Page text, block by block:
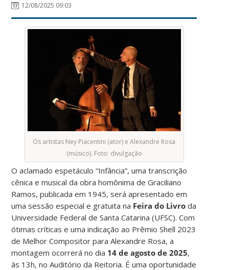
12/08/2025 09:03
Os artistas Ney Piacentini (ator) e Alexandre Rosa
(músico). Foto: divulgação
O aclamado espetáculo “Infância”, uma transcrição
cênica e musical da obra homônima de Graciliano
Ramos, publicada em 1945, será apresentado em
uma sessão especial e gratuita na Feira do Livro da
Universidade Federal de Santa Catarina (UFSC). Com
ótimas críticas e uma indicação ao Prêmio Shell 2023
de Melhor Compositor para Alexandre Rosa, a
montagem ocorrerá no dia 14 de agosto de 2025,
às 13h, no Auditório da Reitoria. É uma oportunidade